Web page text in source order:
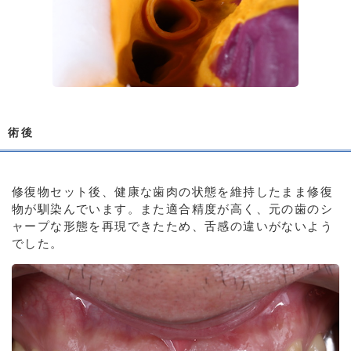
術後
修復物セット後、健康な歯肉の状態を維持したまま修復
物が馴染んでいます。また適合精度が高く、元の歯のシ
ャープな形態を再現できたため、舌感の違いがないよう
でした。